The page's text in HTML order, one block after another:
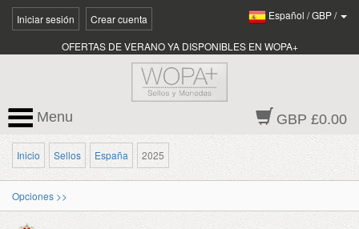
Iniciar sesión Crear cuenta Español /GBP/
OFERTAS DE VERANO YA DISPONIBLES EN WOPA+
GBP £0.00
Menu
Inicio Sellos España 2025
Opciones >>